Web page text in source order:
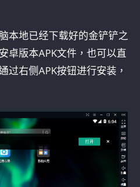
本地已经下载好的金铲铲之
卓版本APK文件，也可以直
过右侧APK按钮进行安装，